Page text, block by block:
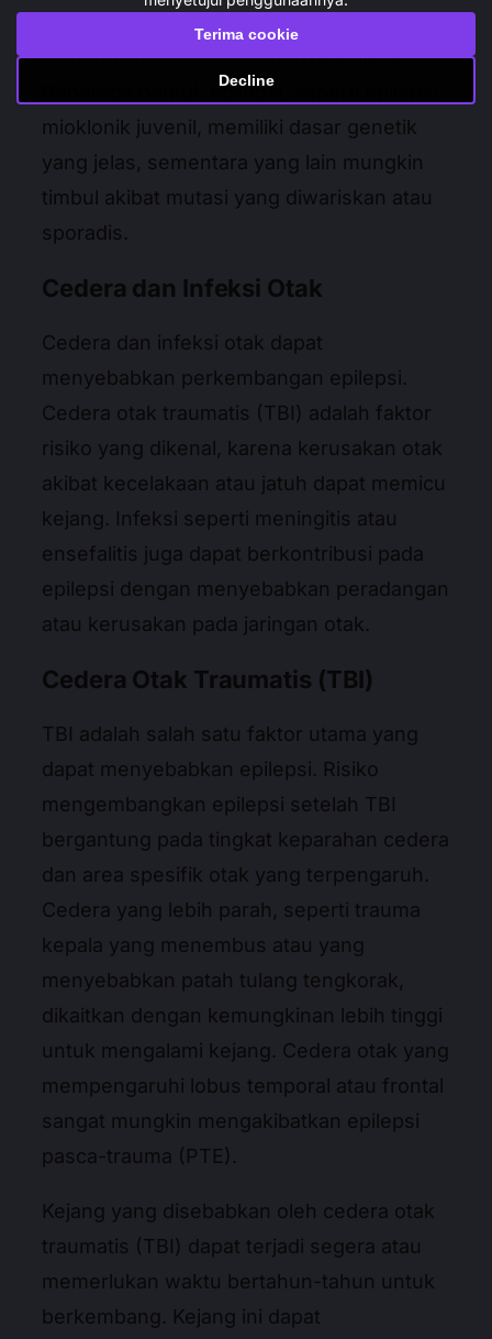
kemungkinan berkembangnya epilepsi.
Beberapa bentuk epilepsi, seperti epilepsi
mioklonik juvenil, memiliki dasar genetik
yang jelas, sementara yang lain mungkin
timbul akibat mutasi yang diwariskan atau
sporadis.
Cedera dan Infeksi Otak
Cedera dan infeksi otak dapat
menyebabkan perkembangan epilepsi.
Cedera otak traumatis (TBI) adalah faktor
risiko yang dikenal, karena kerusakan otak
akibat kecelakaan atau jatuh dapat memicu
kejang. Infeksi seperti meningitis atau
ensefalitis juga dapat berkontribusi pada
epilepsi dengan menyebabkan peradangan
atau kerusakan pada jaringan otak.
Cedera Otak Traumatis (TBI)
TBI adalah salah satu faktor utama yang
dapat menyebabkan epilepsi. Risiko
mengembangkan epilepsi setelah TBI
bergantung pada tingkat keparahan cedera
dan area spesifik otak yang terpengaruh.
Cedera yang lebih parah, seperti trauma
kepala yang menembus atau yang
menyebabkan patah tulang tengkorak,
dikaitkan dengan kemungkinan lebih tinggi
untuk mengalami kejang. Cedera otak yang
mempengaruhi lobus temporal atau frontal
sangat mungkin mengakibatkan epilepsi
pasca-trauma (PTE).
Kejang yang disebabkan oleh cedera otak
traumatis (TBI) dapat terjadi segera atau
memerlukan waktu bertahun-tahun untuk
berkembang. Kejang ini dapat
Terima cookie
Decline